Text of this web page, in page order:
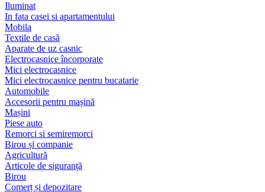
Iluminat
In fata casei si apartamentului
Mobila
Textile de casă
Aparate de uz casnic
Electrocasnice încorporate
Mici electrocasnice
Mici electrocasnice pentru bucatarie
Automobile
Accesorii pentru mașină
Mașini
Piese auto
Remorci si semiremorci
Birou și companie
Agricultură
Articole de siguranță
Birou
Comerț și depozitare